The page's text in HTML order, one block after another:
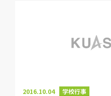
2016.10.04 学校行事